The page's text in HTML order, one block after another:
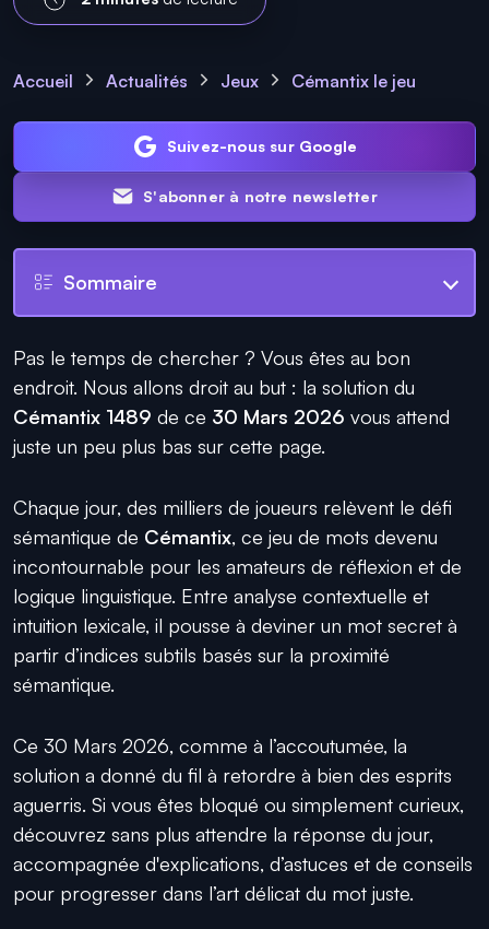
Accueil Actualités Jeux Cémantix le jeu
Suivez-nous sur Google
S'abonner à notre newsletter
Sommaire
Pas le temps de chercher ? Vous êtes au bon
endroit. Nous allons droit au but : la solution du
Cémantix 1489 de ce 30 Mars 2026 vous attend
juste un peu plus bas sur cette page.
Chaque jour, des milliers de joueurs relèvent le défi
sémantique de Cémantix, ce jeu de mots devenu
incontournable pour les amateurs de réflexion et de
logique linguistique. Entre analyse contextuelle et
intuition lexicale, il pousse à deviner un mot secret à
partir d’indices subtils basés sur la proximité
sémantique.
Ce 30 Mars 2026, comme à l’accoutumée, la
solution a donné du fil à retordre à bien des esprits
aguerris. Si vous êtes bloqué ou simplement curieux,
découvrez sans plus attendre la réponse du jour,
accompagnée d'explications, d’astuces et de conseils
pour progresser dans l’art délicat du mot juste.